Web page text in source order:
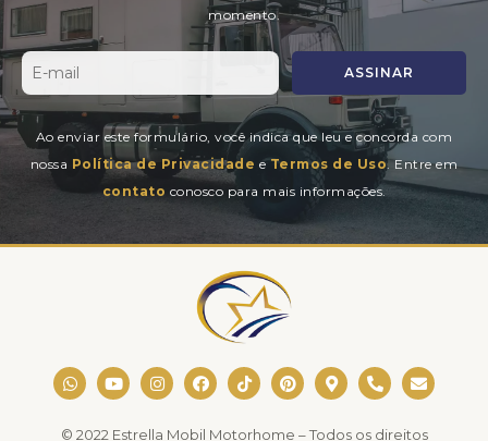
momento.
ASSINAR
Ao enviar este formulário, você indica que leu e concorda com
nossa Política de Privacidade eTermos de Uso. Entre em
contato conosco para mais informações.
W
h
a
s
Y
o
u
u
I
n
s
a
F
a
c
b
T
i
k
o
P
i
n
e
M
a
p
m
P
h
o
e
E
n
v
l
© 2022 Estrella Mobil Motorhome – Todos os direitos